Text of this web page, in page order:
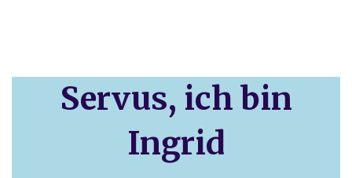
Servus, ich bin
Ingrid